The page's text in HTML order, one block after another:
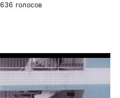
голосов